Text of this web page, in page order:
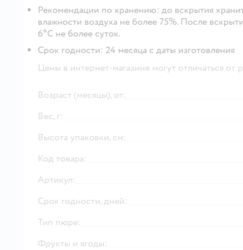
Рекомендации по хранению: до вскрытия
влажности воздуха не более 75%. После
6°С не более суток.
Срок годности: 24 месяца с даты изготовления
Цены в интернет-магазине могут отличаться от
Возраст (месяцы), от:
Вес, г:
Высота упаковки, см:
Код товара:
Артикул:
Срок годности, дней:
Тип пюре:
Фрукты и ягоды: